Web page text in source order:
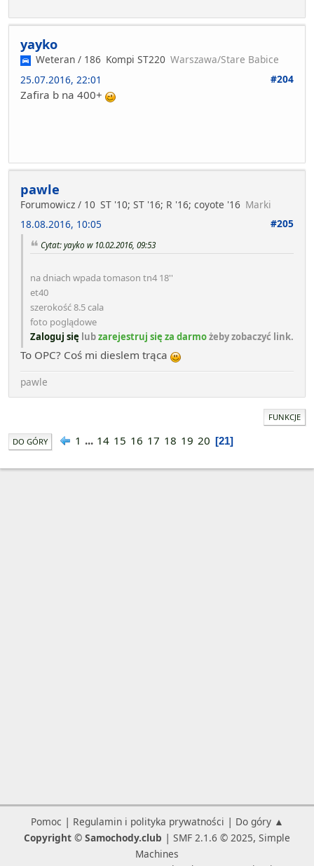
yayko
Weteran / 186 Kompi ST220 Warszawa/Stare Babice
25.07.2016, 22:01
#204
Zafira b na 400+
pawle
Forumowicz / 10 ST '10; ST '16; R '16; coyote '16 Marki
18.08.2016, 10:05
#205
Cytat: yayko w 10.02.2016, 09:53
na dniach wpada tomason tn4 18''
et40
szerokość 8.5 cala
foto poglądowe
Zaloguj się lubzarejestruj się za darmożeby zobaczyć link.
To OPC? Coś mi dieslem trąca
pawle
FUNKCJE
DO GÓRY 1 ... 14 15 16 17 18 19 20 21
Pomoc | Regulamin i polityka prywatności | Do góry ▲
Copyright © Samochody.club | SMF 2.1.6 © 2025, Simple
Machines